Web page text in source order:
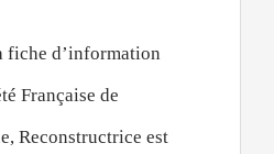
d’information
Française de
Reconstructrice est